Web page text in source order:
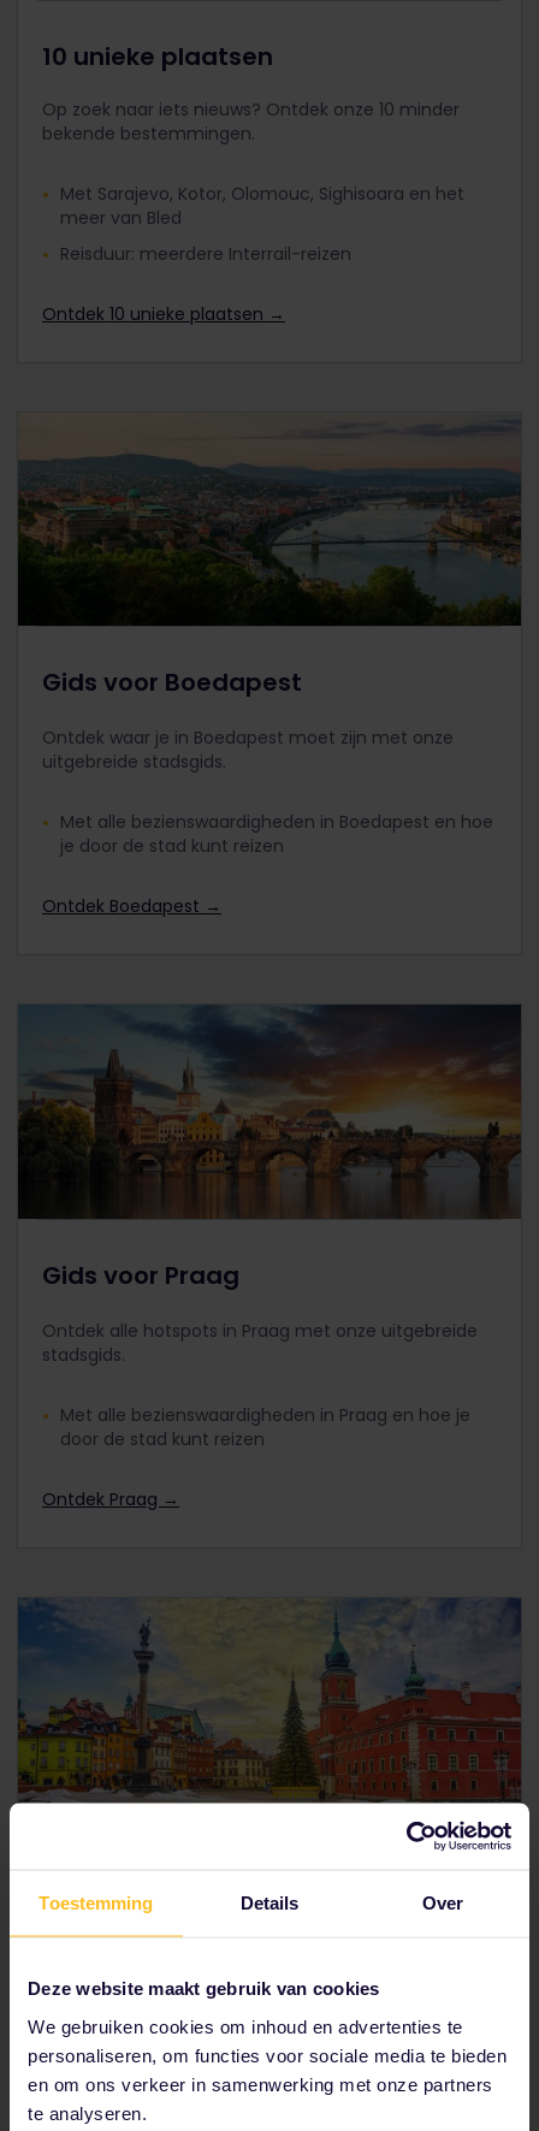
Toestemming Details Over
Deze website maakt gebruik van cookies
We gebruiken cookies om inhoud en advertenties te
personaliseren, om functies voor sociale media te bieden
en om ons verkeer in samenwerking met onze partners
te analyseren.
10 unieke plaatsen
Op zoek naar iets nieuws? Ontdek onze 10 minder
bekende bestemmingen.
Met Sarajevo, Kotor, Olomouc, Sighisoara en het
meer van Bled
Reisduur: meerdere Interrail-reizen
Ontdek 10 unieke plaatsen →
Gids voor Boedapest
Ontdek waar je in Boedapest moet zijn met onze
uitgebreide stadsgids.
Met alle bezienswaardigheden in Boedapest en hoe
je door de stad kunt reizen
Ontdek Boedapest →
Gids voor Praag
Ontdek alle hotspots in Praag met onze uitgebreide
stadsgids.
Met alle bezienswaardigheden in Praag en hoe je
door de stad kunt reizen
Ontdek Praag →
Ontdek het beste van de Poolse hoofdstad met deze
korte gids voor 24 uur.
Met de belangrijkste bezienswaardigheden in
Warschau en tijd voor het strand
Zie het beste van Warschau →